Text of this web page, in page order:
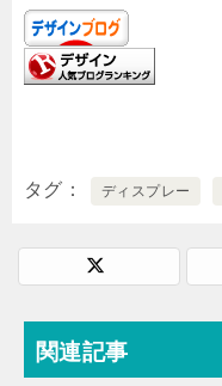
タグ ディスプレー
関連記事